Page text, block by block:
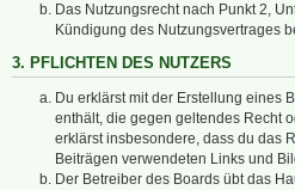
Das Nutzungsrecht nach Punkt 2,
Kündigung des Nutzungsvertrages
3. PFLICHTEN DES NUTZERS
Du erklärst mit der Erstellung eines
enthält, die gegen geltendes Recht
erklärst insbesondere, dass du das
Beiträgen verwendeten Links und
Der Betreiber des Boards übt das